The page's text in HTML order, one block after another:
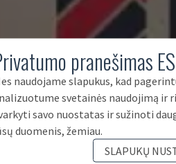
pranešimas
naudojame slapukus, kad
svetainės naudojimą ir
savo nuostatas ir sužinoti
duomenis, žemiau.
SLAPUKŲ